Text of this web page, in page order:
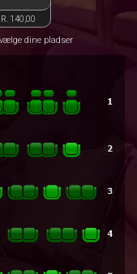
140,00
dine pladser